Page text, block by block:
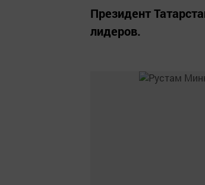
Президент
лидеров.